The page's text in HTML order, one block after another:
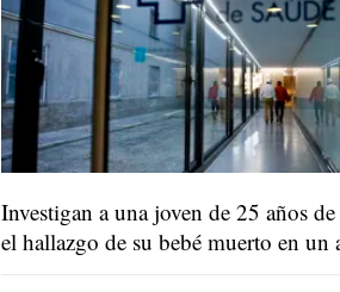
Investigan a una joven de 25 años de
el hallazgo de su bebé muerto en un